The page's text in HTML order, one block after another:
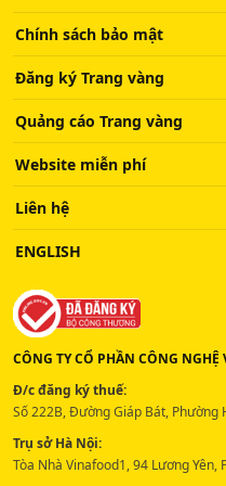
Chính sách bảo mật
Đăng ký Trang vàng
Quảng cáo Trang vàng
Website miễn phí
Liên hệ
ENGLISH
CÔNG TY CỔ PHẦN CÔNG
Đ/c đăng ký thuế:
Số 222B, Đường Giáp Bát, Phường
Trụ sở Hà Nội:
Tòa Nhà Vinafood1, 94 Lương Yên,